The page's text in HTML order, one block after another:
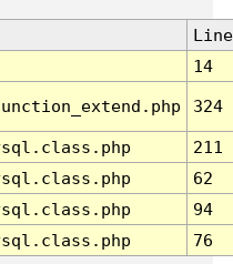
Line
14
324
211
62
94
76